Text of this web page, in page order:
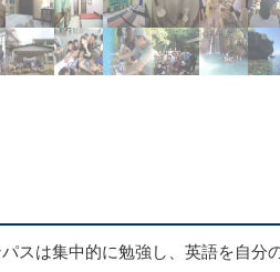
スは集中的に勉強し、英語を自分